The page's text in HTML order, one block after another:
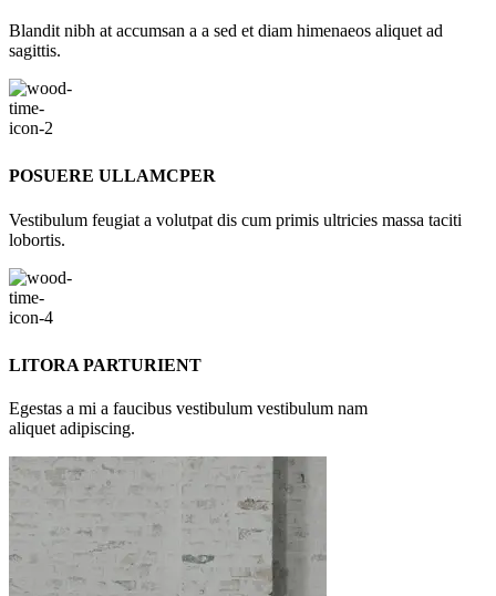
Blandit nibh at accumsan a a sed et diam himenaeos aliquet ad
sagittis.
POSUERE ULLAMCPER
Vestibulum feugiat a volutpat dis cum primis ultricies massa taciti
lobortis.
LITORA PARTURIENT
Egestas a mi a faucibus vestibulum vestibulum nam
aliquet adipiscing.